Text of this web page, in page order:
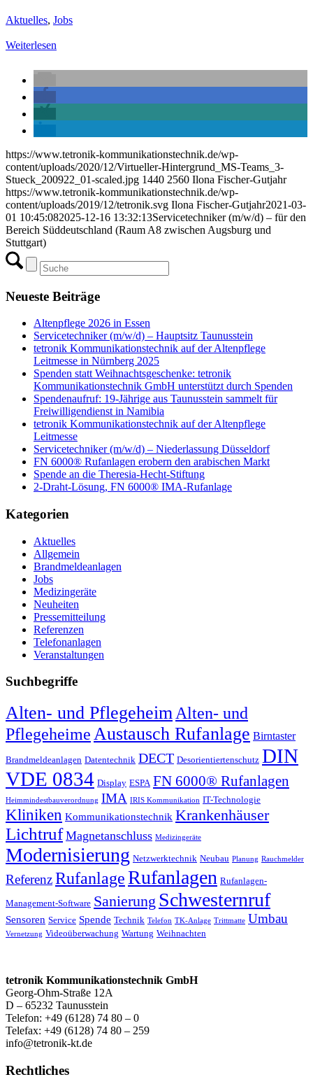
Aktuelles, Jobs
Weiterlesen
https://www.tetronik-kommunikationstechnik.de/wp-
content/uploads/2020/12/Virtueller-Hintergrund_MS-Teams_3-
Stueck_200922_01-scaled.jpg 1440 2560 Ilona Fischer-Gutjahr
https://www.tetronik-kommunikationstechnik.de/wp-
content/uploads/2019/12/tetronik.svg Ilona Fischer-Gutjahr2021-03-
01 10:45:082025-12-16 13:32:13Servicetechniker (m/w/d) – für den
Bereich Süddeutschland (Raum A8 zwischen Augsburg und
Stuttgart)
Neueste Beiträge
Altenpflege 2026 in Essen
Servicetechniker (m/w/d) – Hauptsitz Taunusstein
tetronik Kommunikationstechnik auf der Altenpflege
Leitmesse in Nürnberg 2025
Spenden statt Weihnachtsgeschenke: tetronik
Kommunikationstechnik GmbH unterstützt durch Spenden
Spendenaufruf: 19-Jährige aus Taunusstein sammelt für
Freiwilligendienst in Namibia
tetronik Kommunikationstechnik auf der Altenpflege
Leitmesse
Servicetechniker (m/w/d) – Niederlassung Düsseldorf
FN 6000® Rufanlagen erobern den arabischen Markt
Spende an die Theresia-Hecht-Stiftung
2-Draht-Lösung, FN 6000® IMA-Rufanlage
Kategorien
Aktuelles
Allgemein
Brandmeldeanlagen
Jobs
Medizingeräte
Neuheiten
Pressemitteilung
Referenzen
Telefonanlagen
Veranstaltungen
Suchbegriffe
Alten- und Pflegeheim Alten- und
PflegeheimeAustausch Rufanlage Birntaster
Brandmeldeanlagen Datentechnik DECT Desorientiertenschutz DIN
VDE 0834 Display ESPA FN 6000® Rufanlagen
Heimmindestbauverordnung IMA IRIS Kommunikation IT-Technologie
Kliniken Kommunikationstechnik Krankenhäuser
Lichtruf Magnetanschluss Medizingeräte
Modernisierung Netzwerktechnik Neubau Planung Rauchmelder
ReferenzRufanlageRufanlagen Rufanlagen-
Management-Software Sanierung Schwesternruf
Sensoren Service Spende Technik Telefon TK-Anlage Trittmatte Umbau
Vernetzung Videoüberwachung Wartung Weihnachten
tetronik Kommunikationstechnik GmbH
Georg-Ohm-Straße 12A
D – 65232 Taunusstein
Telefon: +49 (6128) 74 80 – 0
Telefax: +49 (6128) 74 80 – 259
info@tetronik-kt.de
Rechtliches